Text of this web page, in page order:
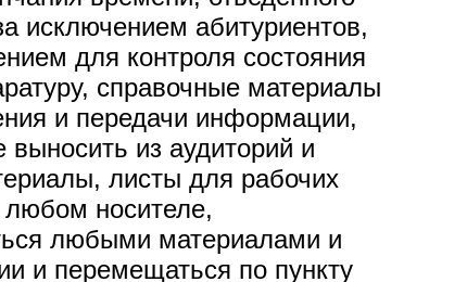
исключением абитуриентов,
для контроля состояния
справочные материалы
и передачи информации,
из аудиторий и
листы для рабочих
любом носителе,
любыми материалами и
и перемещаться по пункту